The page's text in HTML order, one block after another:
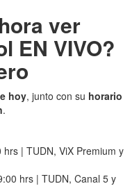
ver
EN VIVO?
hoy, junto con su horario
.
| TUDN, ViX Premium y
hrs | TUDN, Canal 5 y